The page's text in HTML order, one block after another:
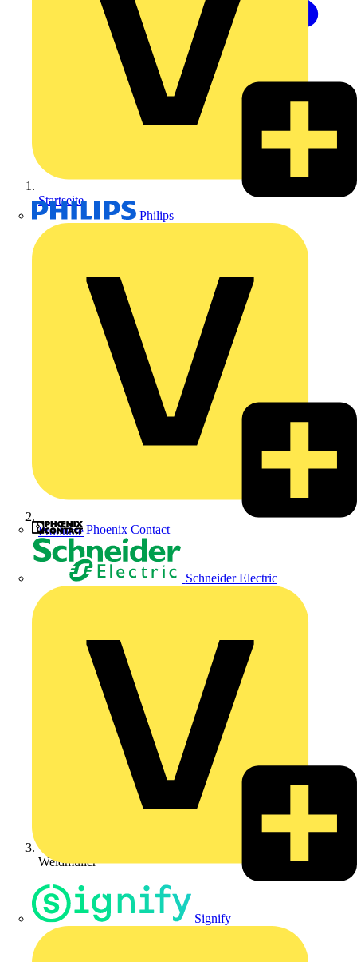
Philips
Phoenix Contact
Schneider Electric
Signify
Startseite
Produkte
Weidmüller